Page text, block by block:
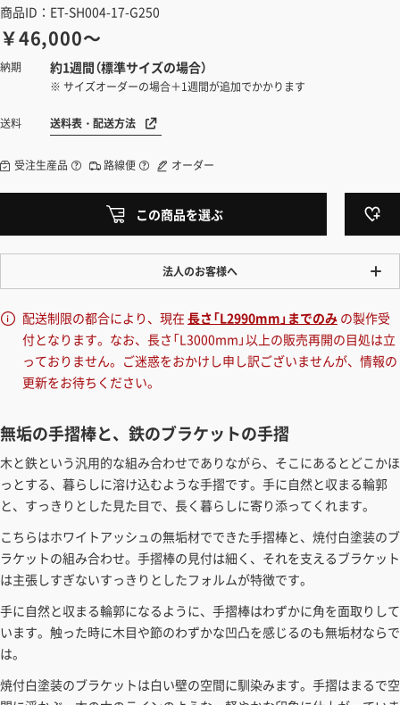
商品ID：ET-SH004-17-G250
￥46,000～
納期 約1週間（標準サイズの場合）
※ サイズオーダーの場合＋1週間が追加でかかります
送料 送料表・配送方法
受注生産品 路線便 オーダー
この商品を選ぶ
法人のお客様へ
ワンプライス販売
法人・個人様いずれも全て一律の価格で販売しております。法人/個人
事業主様には「請求書払い」も対応しています。
カートでのお見積り機能
「この商品を選ぶ」からご希望の商品をカートに入れていただき、お届
け先種別・都道府県を選択すると、送料を含んだ合計金額を確認する
ことができます。お見積り書の出力も可能です。
見積もりガイドはこちら
配送制限の都合により、現在 長さ「L2990mm」までのみ の製作受
付となります。なお、長さ「L3000mm」以上の販売再開の目処は立
っておりません。ご迷惑をおかけし申し訳ございませんが、情報の
更新をお待ちください。
無垢の手摺棒と、鉄のブラケットの手摺
木と鉄という汎用的な組み合わせでありながら、そこにあるとどこかほ
っとする、暮らしに溶け込むような手摺です。手に自然と収まる輪郭
と、すっきりとした見た目で、長く暮らしに寄り添ってくれます。
こちらはホワイトアッシュの無垢材でできた手摺棒と、焼付白塗装のブ
ラケットの組み合わせ。手摺棒の見付は細く、それを支えるブラケット
は主張しすぎないすっきりとしたフォルムが特徴です。
手に自然と収まる輪郭になるように、手摺棒はわずかに角を面取りして
います。触った時に木目や節のわずかな凹凸を感じるのも無垢材ならで
は。
焼付白塗装のブラケットは白い壁の空間に馴染みます。手摺はまるで空